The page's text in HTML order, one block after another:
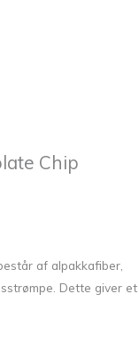
Chip
af alpakkafiber,
Dette giver et